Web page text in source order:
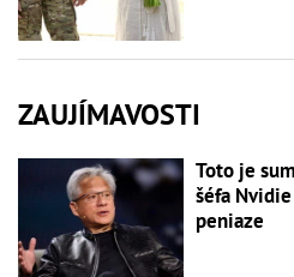
ZAUJÍMAVOSTI
Toto je
šéfa
peniaze